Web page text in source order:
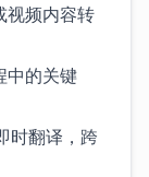
视频内容转
中的关键
时翻译，跨